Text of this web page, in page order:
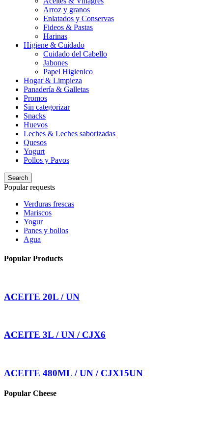
Arroz y granos
Enlatados y Conservas
Fideos & Pastas
Harinas
Higiene & Cuidado
Cuidado del Cabello
Jabones
Papel Higienico
Hogar & Limpieza
Panadería & Galletas
Promos
Sin categorizar
Snacks
Huevos
Leches & Leches saborizadas
Quesos
Yogurt
Pollos y Pavos
Search
Popular requests
Verduras frescas
Mariscos
Yogur
Panes y bollos
Agua
Popular Products
ACEITE 20L / UN
ACEITE 3L / UN / CJX6
ACEITE 480ML / UN / CJX15UN
Popular Cheese